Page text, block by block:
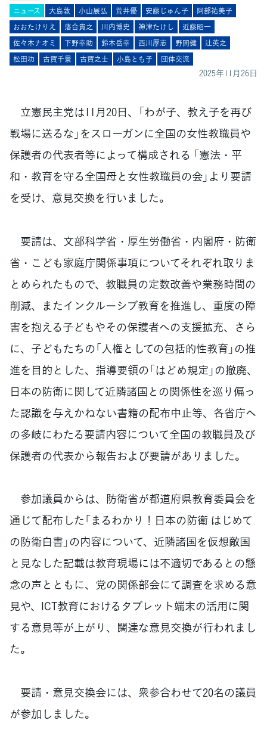
ニュース 大島敦 小山展弘 荒井優 安藤じゅん子
阿部祐美子
おおたけりえ
落合貴之 川内博史 神津たけし
近藤昭一
佐々木ナオミ
下野幸助 鈴木岳幸 西川厚志 野間健
辻英之
松田功
古賀千景 古賀之士 小島とも子 団体交流
2025年11月26日
立憲民主党は11月20日、「わが子、教え子を再び
戦場に送るな」をスローガンに全国の女性教職員や
保護者の代表者等によって構成される 「憲法・平
和・教育を守る全国母と女性教職員の会」より要請
を受け、意見交換を行いました。
要請は、文部科学省・厚生労働省・内閣府・防衛
省・こども家庭庁関係事項についてそれぞれ取りま
とめられたもので、教職員の定数改善や業務時間の
削減、またインクルーシブ教育を推進し、重度の障
害を抱える子どもやその保護者への支援拡充、さら
に、子どもたちの「人権としての包括的性教育」の推
進を目的とした、指導要領の「はどめ規定」の撤廃、
日本の防衛に関して近隣諸国との関係性を巡り偏っ
た認識を与えかねない書籍の配布中止等、各省庁へ
の多岐にわたる要請内容について全国の教職員及び
保護者の代表から報告および要請がありました。
参加議員からは、防衛省が都道府県教育委員会を
通じて配布した「まるわかり！日本の防衛 はじめて
の防衛白書」の内容について、近隣諸国を仮想敵国
と見なした記載は教育現場には不適切であるとの懸
念の声とともに、党の関係部会にて調査を求める意
見や、ICT教育におけるタブレット端末の活用に関
する意見等が上がり、闊達な意見交換が行われまし
た。
要請・意見交換会には、衆参合わせて20名の議員
が参加しました。